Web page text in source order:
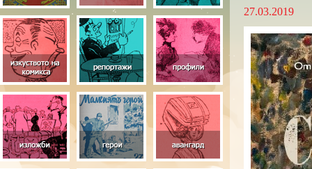
27.03.2019